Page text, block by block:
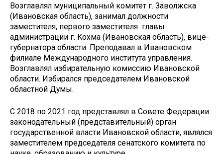
Возглавлял муниципальный комитет г. Заволжска
(Ивановская область), занимал должности
заместителя, первого заместителя главы
администрации г. Кохма (Ивановская область), вице-
губернатора области. Преподавал в Ивановском
филиале Международного института управления.
Возглавлял избирательную комиссию Ивановской
области. Избирался председателем Ивановской
областной Думы.
С 2018 по 2021 год представлял в Совете Федерации
законодательный (представительный) орган
государственной власти Ивановской области, являлся
заместителем председателя сенатского комитета по